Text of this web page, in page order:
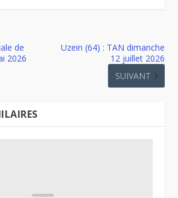
de
2026
Uzein (64) : TAN dimanche
12 juillet 2026
SUIVANT